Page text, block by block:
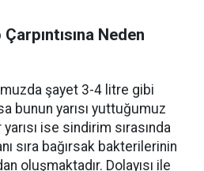
Neden
şayet 3-4 litre gibi
bunun yarısı yuttuğumuz
ise sindirim sırasında
sıra bağırsak bakterilerinin
oluşmaktadır. Dolayısı ile